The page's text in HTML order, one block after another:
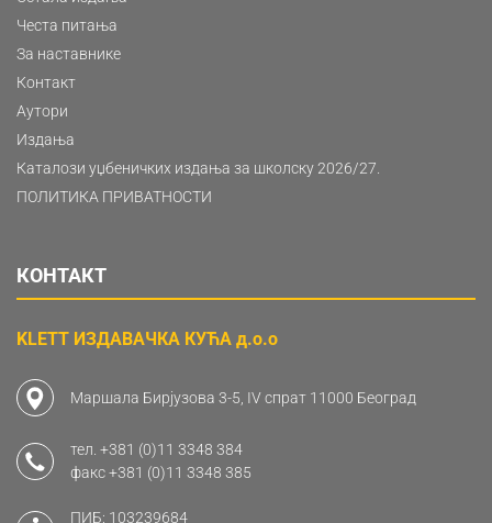
Честа питања
За наставнике
Контакт
Аутори
Издања
Каталози уџбеничких издања за школску 2026/27.
ПОЛИТИКА ПРИВАТНОСТИ
КОНТАКТ
KLETT ИЗДАВАЧКА КУЋА д.о.о
Маршала Бирјузова 3-5, IV спрат 11000 Београд
тел. +381 (0)11 3348 384
факс+381 (0)11 3348 385
ПИБ: 103239684